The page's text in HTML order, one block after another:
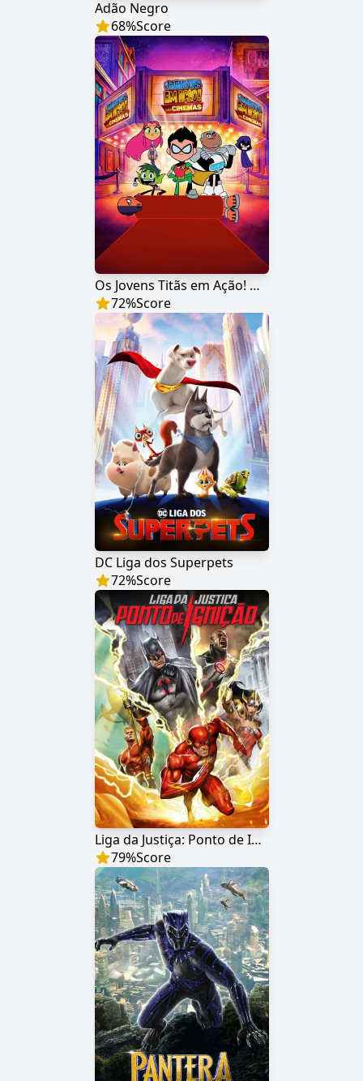
Adão Negro
68%Score
Os Jovens Titãs em Ação! Nos Cinemas
72%Score
DC Liga dos Superpets
72%Score
Liga da Justiça: Ponto de Ignição
79%Score